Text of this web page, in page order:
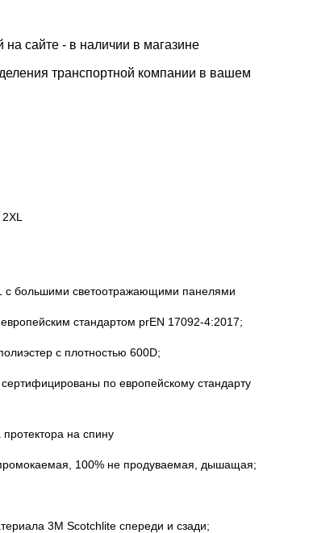
сайте - в наличии в магазине
транспортной компании в вашем
с большими светоотражающими панелями
стандартом prEN 17092-4:2017;
с плотностью 600D;
по европейскому стандарту
на спину
100% не продуваемая, дышащая;
3M Scotchlite спереди и сзади;